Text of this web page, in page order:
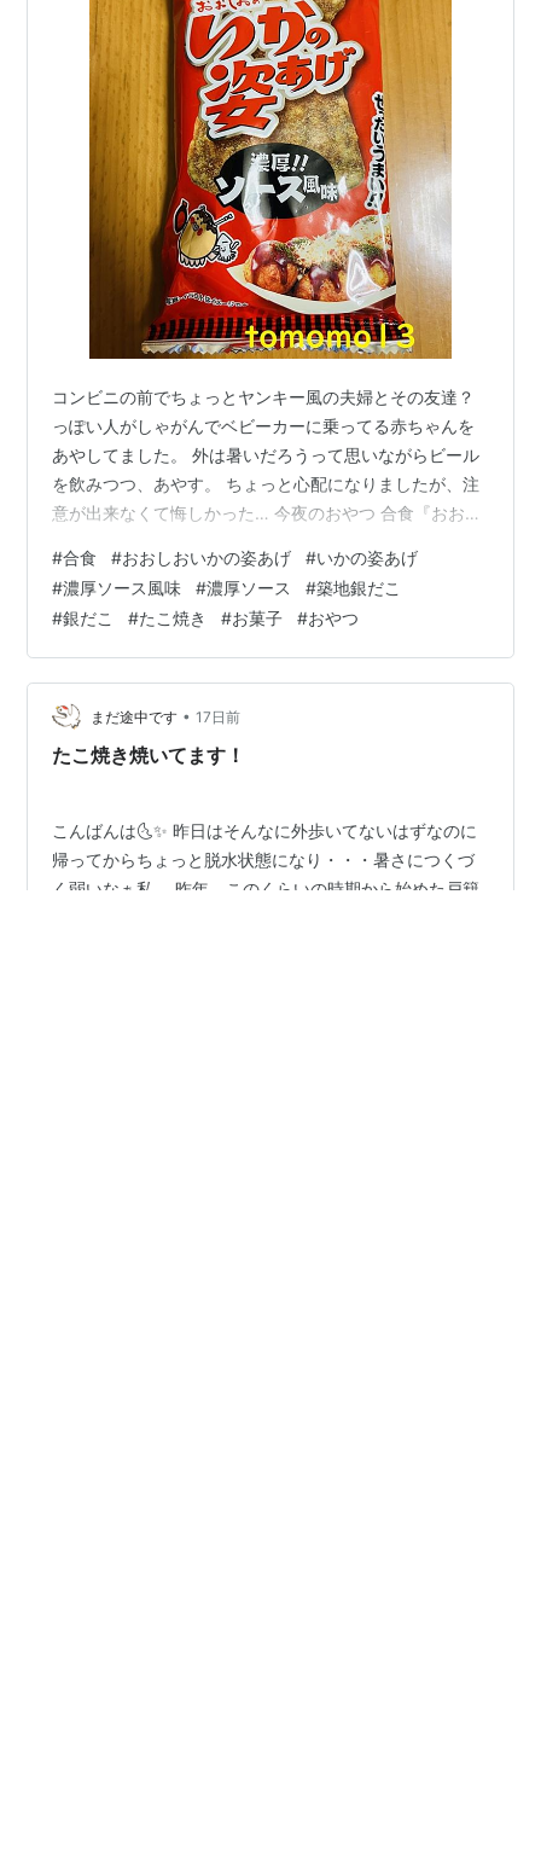
コンビニの前でちょっとヤンキー風の夫婦とその友達？
っぽい人がしゃがんでベビーカーに乗ってる赤ちゃんを
あやしてました。 外は暑いだろうって思いながらビール
を飲みつつ、あやす。 ちょっと心配になりましたが、注
意が出来なくて悔しかった… 今夜のおやつ 合食『おおし
うよりも安上がりなお菓子。笑 こんな暑い日にアツアツ
のたこ焼きは食べてられないのでお菓子で我慢。笑 ちょ
っと冷やせば冷えピタにもなるしさ…笑 （ならないって
ば） 『おおしおのいかの姿あげ 濃厚ソース風味』は築地
銀だこ監修、フルーティーでコクのある、甘酸っぱい特
製ソースの味わいを再現しまし…
#合食 #おおしおいかの姿あげ #いかの姿あげ
#濃厚ソース風味 #濃厚ソース #築地銀だこ
#銀だこ #たこ焼き #お菓子 #おやつ
まだ途中です • 17日前
たこ焼き焼いてます！